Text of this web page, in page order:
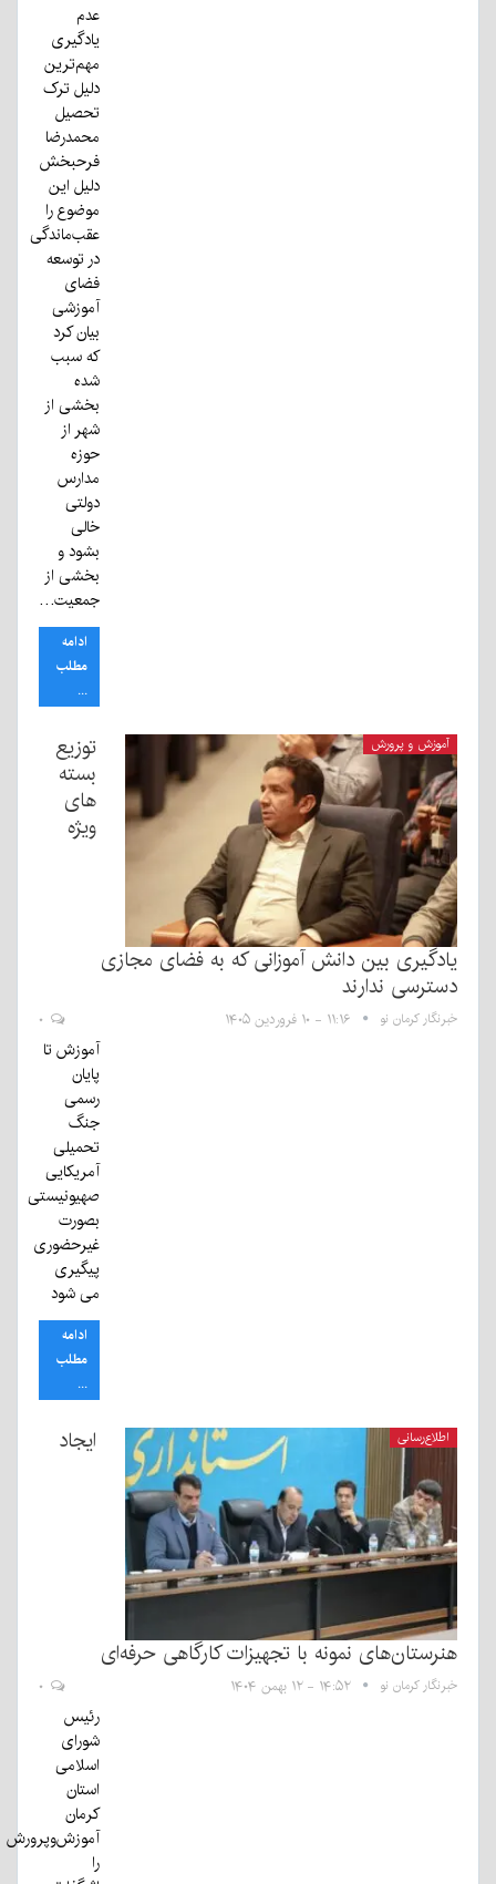
عدم
یادگیری
مهم‌ترین
دلیل ترک
تحصیل
محمدرضا
فرحبخش
دلیل این
موضوع را
عقب‌ماندگی
در توسعه
فضای
آموزشی
بیان کرد
که سبب
شده
بخشی از
شهر از
حوزه
مدارس
دولتی
خالی
بشود و
بخشی از
جمعیت…
ادامه
مطلب
...
آموزش و پرورش
توزیع
بسته
های
ویژه
یادگیری بین دانش آموزانی که به فضای مجازی
دسترسی ندارند
خبرنگار کرمان نو ۱۱:۱۶ - ۱۰ فروردین ۱۴۰۵
آموزش تا
پایان
رسمی
جنگ
تحمیلی
آمریکایی
صهیونیستی
بصورت
غیرحضوری
پیگیری
می شود
ادامه
مطلب
...
اطلاع‌رسانی ایجاد
هنرستان‌های نمونه با تجهیزات کارگاهی حرفه‌ای
خبرنگار کرمان نو ۱۴:۵۲ - ۱۲ بهمن ۱۴۰۴
رئیس
شورای
اسلامی
استان
کرمان
آموزش‌وپرورش
را